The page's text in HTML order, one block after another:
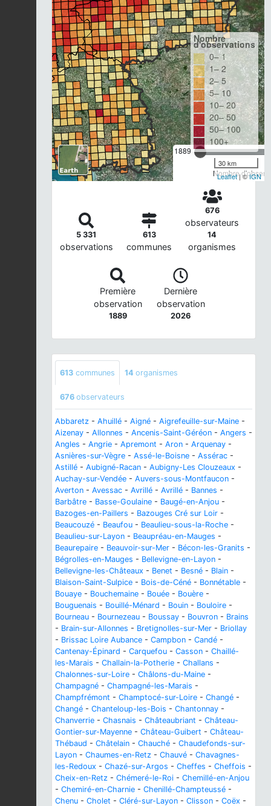
1889
Nombre
Nombre
d'observations
0– 1
1– 2
2– 5
5– 10
10– 20
20– 50
50– 100
100+
30 km
Leaflet| ©IGN
5 331
observations
613
communes
676
observateurs
14
organismes
Première
observation
1889
Dernière
observation
2026
613 communes 14 organismes
676 observateurs
Abbaretz - Ahuillé - Aigné - Aigrefeuille-sur-Maine -
Aizenay - Allonnes - Ancenis-Saint-Géréon - Angers -
Angles - Angrie - Apremont - Aron - Arquenay -
Asnières-sur-Vègre - Assé-le-Boisne - Assérac -
Astillé - Aubigné-Racan - Aubigny-Les Clouzeaux -
Auchay-sur-Vendée - Auvers-sous-Montfaucon -
Averton - Avessac - Avrillé - Avrillé - Bannes -
Barbâtre - Basse-Goulaine - Baugé-en-Anjou -
Bazoges-en-Paillers - Bazouges Cré sur Loir -
Beaucouzé - Beaufou - Beaulieu-sous-la-Roche -
Beaulieu-sur-Layon - Beaupréau-en-Mauges -
Beaurepaire - Beauvoir-sur-Mer - Bécon-les-Granits -
Bégrolles-en-Mauges - Bellevigne-en-Layon -
Bellevigne-les-Châteaux - Benet - Besné - Blain -
Blaison-Saint-Sulpice - Bois-de-Céné - Bonnétable -
Bouaye - Bouchemaine - Bouée - Bouère -
Bouguenais - Bouillé-Ménard - Bouin - Bouloire -
Bourneau - Bournezeau - Boussay - Bouvron - Brains
- Brain-sur-Allonnes - Bretignolles-sur-Mer - Briollay
- Brissac Loire Aubance - Campbon - Candé -
Cantenay-Épinard - Carquefou - Casson - Chaillé-
les-Marais - Challain-la-Potherie - Challans -
Chalonnes-sur-Loire - Châlons-du-Maine -
Champagné - Champagné-les-Marais -
Champfrémont - Champtocé-sur-Loire - Changé -
Changé - Chanteloup-les-Bois - Chantonnay -
Chanverrie - Chasnais - Châteaubriant - Château-
Gontier-sur-Mayenne - Château-Guibert - Château-
Thébaud - Châtelain - Chauché - Chaudefonds-sur-
Layon - Chaumes-en-Retz - Chauvé - Chavagnes-
les-Redoux - Chazé-sur-Argos - Cheffes - Cheffois -
Cheix-en-Retz - Chémeré-le-Roi - Chemillé-en-Anjou
- Chemiré-en-Charnie - Chenillé-Champteussé -
Chenu - Cholet - Cléré-sur-Layon - Clisson - Coëx -